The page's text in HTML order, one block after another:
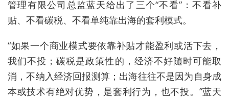
管理有限公司 总监蓝天给出了三个“不看”：不看补
贴、不看碳税、不看单纯靠出海的套利模式。
“如果一个商业模式要依靠补贴才能盈利或活下去，
我们不投；碳税是政策性的，经济不好随时可能取
消，不纳入经济回报测算；出海往往不是因为自身成
本或技术有绝对优势，是套利行为 ，也不投。”蓝天